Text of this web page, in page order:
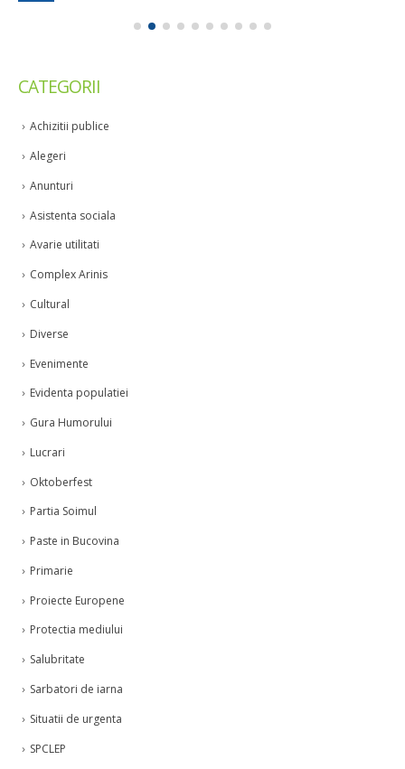
CATEGORII
Achizitii publice
Alegeri
Anunturi
Asistenta sociala
Avarie utilitati
Complex Arinis
Cultural
Diverse
Evenimente
Evidenta populatiei
Gura Humorului
Lucrari
Oktoberfest
Partia Soimul
Paste in Bucovina
Primarie
Proiecte Europene
Protectia mediului
Salubritate
Sarbatori de iarna
Situatii de urgenta
SPCLEP